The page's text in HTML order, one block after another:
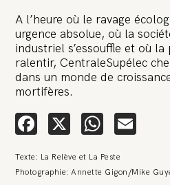
A l’heure où le ravage
urgence absolue, où la
industriel s’essouffle et où
ralentir, CentraleSupélec
dans un monde de
mortifères.
Facebook
X
Texte: La Relève et La Peste
Photographie: Annette Gigon/Mike
🚨 L’heure est grave.
multinationale tente
Relève et La Peste 🤯
attaque en justice. Vous savez
Une procédure bâillon. Notre tort ?